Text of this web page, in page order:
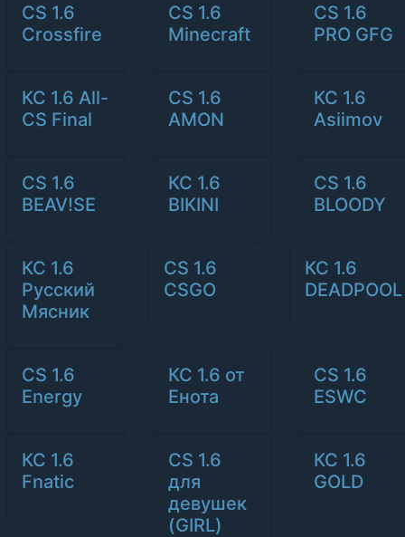
CS 1.6
Crossfire
CS 1.6
Minecraft
CS 1.6
PRO GFG
КС 1.6 All-
CS Final
CS 1.6
AMON
КС 1.6
Asiimov
CS 1.6
BEAV!SE
КС 1.6
BIKINI
CS 1.6
BLOODY
КС 1.6
Русский
Мясник
CS 1.6
CSGO
КС 1.6
DEADPOOL
CS 1.6
Energy
КС 1.6 от
Енота
CS 1.6
ESWC
КС 1.6
Fnatic
CS 1.6
для
девушек
(GIRL)
КС 1.6
GOLD